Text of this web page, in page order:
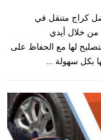
كراج متنقل في
من خلال أيدي
لها مع الحفاظ على
بكل سهولة …